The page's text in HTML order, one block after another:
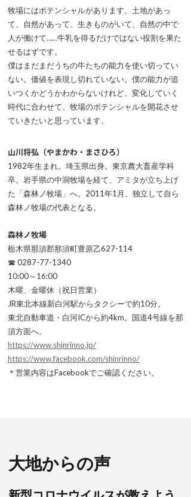
牧場にはポテンシャルがあります。土地があっ
て、自然があって、生きものがいて、自然の中で
人が働けて……牛乳を得るだけではない役割を果た
せるはずです。
僕はまだまだうちの牛たちの能力を使い切ってい
ない。価値を表現し切れていない。僕の能力が追
いつくかどうかわからないけれど、変化していく
時代に合わせて、牧場のポテンシャルを開花させ
ていきたいと思っています。
山川将弘（やまかわ・まさひろ）
1982年生まれ。埼玉県出身。東京農大畜産学科
卒。岩手県の中洞牧場を経て、アミタが立ち上げ
た「森林ノ牧場」へ。2011年1月、独立して自ら
森林ノ牧場の代表となる。
森林ノ牧場
栃木県那須郡那須町豊原乙627-114
☎ 0287-77-1340
10:00～16:00
木曜、金曜休（祝日営業）
JR東北本線新白河駅からタクシーで約10分。
東北自動車道・白河ICから約4km。国道4号線を那
須方面へ。
https://www.shinrinno.jp/
https://www.facebook.com/shinrinno/
＊営業内容はFacebookでご確認ください。
大地からの声